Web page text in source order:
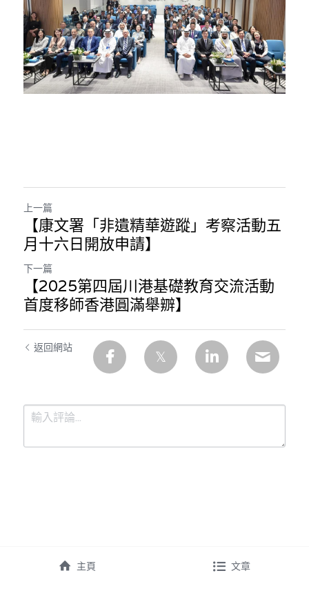
上一篇
【康文署「非遺精華遊蹤」考察活動五
月十六日開放申請】
下一篇
【2025第四屆川港基礎教育交流活動
首度移師香港圓滿舉辧】
返回網站
主頁 文章